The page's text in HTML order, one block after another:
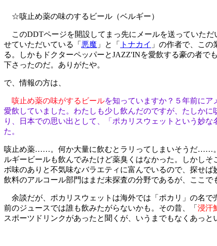
☆咳止め薬の味のするビール（ベルギー）
このDDTページを開設してまっ先にメールを送っていた
せていただいている「 悪魔 」と「 トナカイ 」の作者で、こ
る。しかもドクターペッパーとJAZZ'INを愛飲する豪の者で
下さったのだ。ありがたや。
で、情報の方は、
咳止め薬の味がするビールを知っていますか？５年前に
愛飲していました。わたしも少し飲んだのですが、たしか
り、日本での思い出として、「ポカリスウェットという妙
た。
咳止め薬……。何か大量に飲むとラリってしまいそうだ……
ルギービールも飲んでみたけど薬臭くはなかった。しかし
ボ味のありと不気味なバラエティに富んでいるので、探せ
飲料のアルコール部門はまだ未探査の分野であるが、ここ
余談だが、ポカリスウェットは海外では「ポカリ」の名で
前のジュースでは誰も飲みたがらないかも。その昔、「 浸汗
スポーツドリンクがあったと聞くが、いうまでもなくあっ